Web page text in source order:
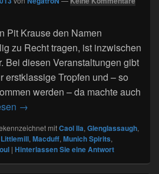
Pit Krause den Namen
zu Recht tragen, ist inzwischen
Bei diesen Veranstaltungen gibt
erstklassige Tropfen und – so
werden – da machte auch
Slowdrink Premium Tasting bei
→
mitCaol Ila, Glenglassaugh,
Littlemill, Macduff, Munich Spirits,
| Hinterlassen Sie eine Antwort